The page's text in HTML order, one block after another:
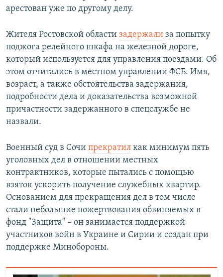
арестован уже по другому делу.
Жителя Ростовской области задержали за попытку
поджога релейного шкафа на железной дороге,
который используется для управления поездами. Об
этом отчитались в местном управлении ФСБ. Имя,
возраст, а также обстоятельства задержания,
подробности дела и доказательства возможной
причастности задержанного в спецслужбе не
назвали.
Военный суд в Сочи прекратил как минимум пять
уголовных дел в отношении местных
контрактников, которые пытались с помощью
взяток ускорить получение служебных квартир.
Основанием для прекращения дел в том числе
стали небольшие пожертвования обвиняемых в
фонд "Защита" – он занимается поддержкой
участников войн в Украине и Сирии и создан при
поддержке Минобороны.